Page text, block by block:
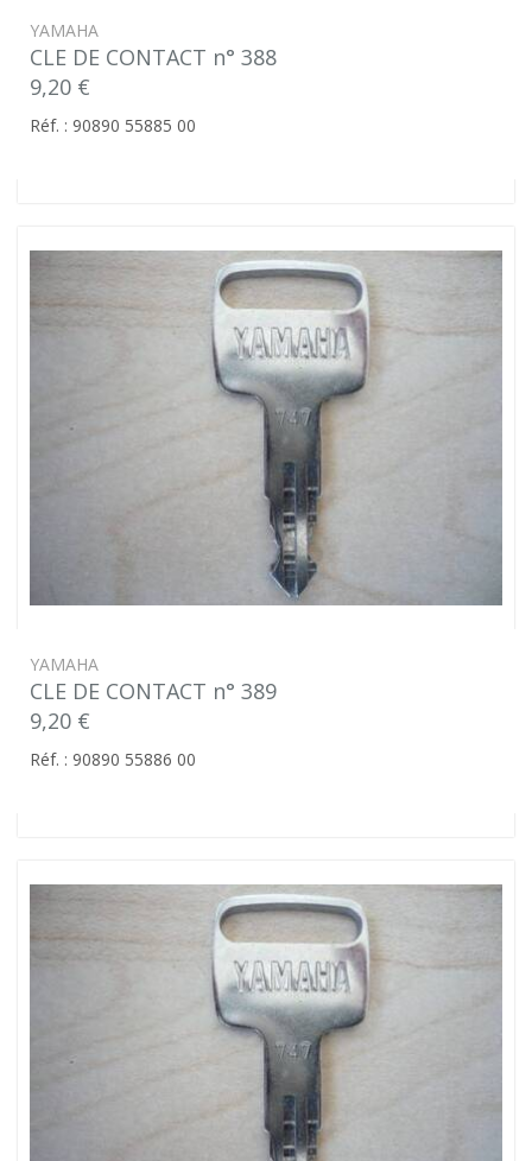
YAMAHA
CLE DE CONTACT n° 388
9,20 €
Réf. : 90890 55885 00
YAMAHA
CLE DE CONTACT n° 389
9,20 €
Réf. : 90890 55886 00